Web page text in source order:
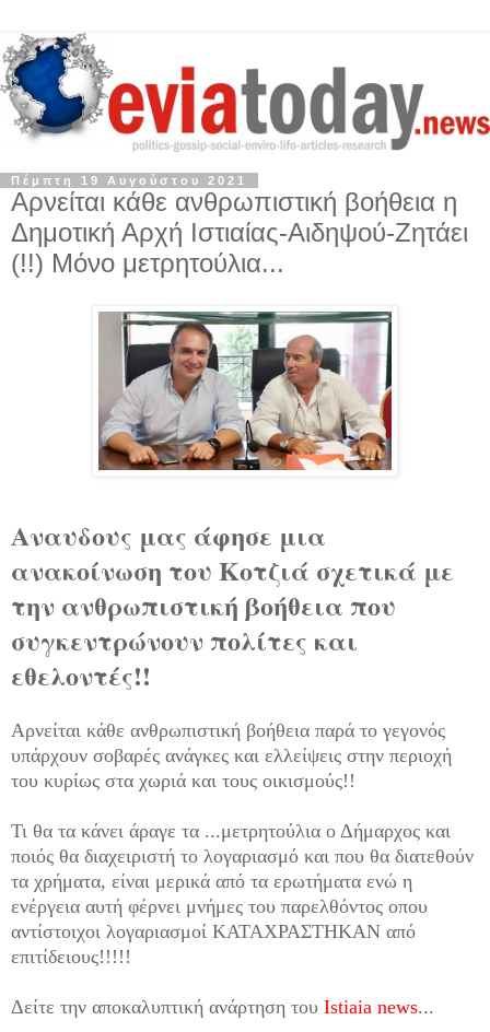
Πέμπτη 19 Αυγούστου 2021
Αρνείται κάθε ανθρωπιστική βοήθεια η
Δημοτική Αρχή Ιστιαίας-Αιδηψού-Ζητάει
(!!) Μόνο μετρητούλια...
Αναυδους μας άφησε μια
ανακοίνωση του Κοτζιά σχετικά με
την ανθρωπιστική βοήθεια που
συγκεντρώνουν πολίτες και
εθελοντές!!
Αρνείται κάθε ανθρωπιστική βοήθεια παρά το γεγονός
υπάρχουν σοβαρές ανάγκες και ελλείψεις στην περιοχή
του κυρίως στα χωριά και τους οικισμούς!!
Τι θα τα κάνει άραγε τα ...μετρητούλια ο Δήμαρχος και
ποιός θα διαχειριστή το λογαριασμό και που θα διατεθούν
τα χρήματα, είναι μερικά από τα ερωτήματα ενώ η
ενέργεια αυτή φέρνει μνήμες του παρελθόντος οπου
αντίστοιχοι λογαριασμοί ΚΑΤΑΧΡΑΣΤΗΚΑΝ από
επιτίδειους!!!!!
Δείτε την αποκαλυπτική ανάρτηση του Istiaia news...